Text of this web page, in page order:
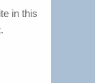
in this